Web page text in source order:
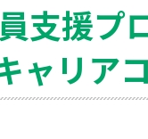
支援プ
ャリア